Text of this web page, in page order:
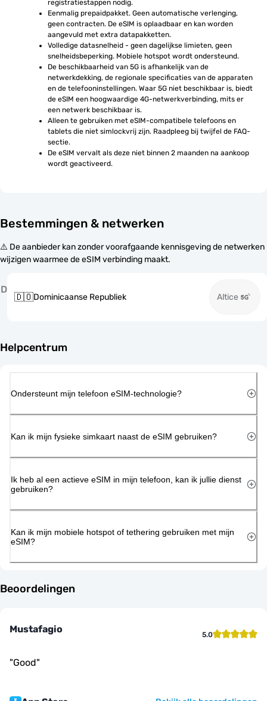
registratiestappen nodig.
Eenmalig prepaidpakket. Geen automatische verlenging,
geen contracten. De eSIM is oplaadbaar en kan worden
aangevuld met extra datapakketten.
Volledige datasnelheid - geen dagelijkse limieten, geen
snelheidsbeperking. Mobiele hotspot wordt ondersteund.
De beschikbaarheid van 5G is afhankelijk van de
netwerkdekking, de regionale specificaties van de apparaten
en de telefooninstellingen. Waar 5G niet beschikbaar is, biedt
de eSIM een hoogwaardige 4G-netwerkverbinding, mits er
een netwerk beschikbaar is.
Alleen te gebruiken met eSIM-compatibele telefoons en
tablets die niet simlockvrij zijn. Raadpleeg bij twijfel de FAQ-
sectie.
De eSIM vervalt als deze niet binnen 2 maanden na aankoop
wordt geactiveerd.
Bestemmingen & netwerken
⚠️ De aanbieder kan zonder voorafgaande kennisgeving de netwerken
wijzigen waarmee de eSIM verbinding maakt.
D
🇩🇴Dominicaanse Republiek Altice
Helpcentrum
Ondersteunt mijn telefoon eSIM-technologie?
Kan ik mijn fysieke simkaart naast de eSIM gebruiken?
Ik heb al een actieve eSIM in mijn telefoon, kan ik jullie dienst
gebruiken?
Kan ik mijn mobiele hotspot of tethering gebruiken met mijn
eSIM?
Beoordelingen
Mustafagio 5.0
"Good"